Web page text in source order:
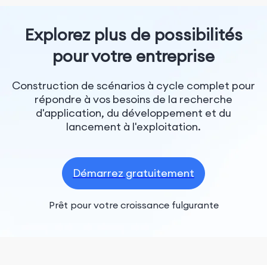
Explorez plus de possibilités
pour votre entreprise
Construction de scénarios à cycle complet pour
répondre à vos besoins de la recherche
d'application, du développement et du
lancement à l'exploitation.
Démarrez gratuitement
Prêt pour votre croissance fulgurante